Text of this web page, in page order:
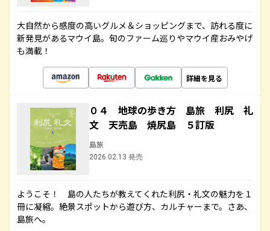
大自然から感度の高いグルメ＆ショッピングまで、訪れる度に
新発見があるマウイ島。旬のファーム巡りやマウイ産おみやげ
も満載！
詳細を見る
０４ 地球の歩き方 島旅 利尻 礼
文 天売島 焼尻島 ５訂版
島旅
2026.02.13 発売
ようこそ！ 島の人たちが教えてくれた利尻・礼文の魅力を１
冊に凝縮。絶景スポットから遊び方、カルチャーまで。さあ、
島旅へ。